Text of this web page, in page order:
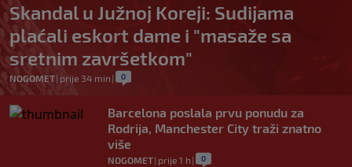
Skandal u Južnoj Koreji: Sudijama
plaćali eskort dame i "masaže sa
sretnim završetkom"
NOGOMET| prije 34 min | 0
Barcelona poslala prvu ponudu za
Rodrija, Manchester City traži znatno
više
NOGOMET| prije 1 h | 0